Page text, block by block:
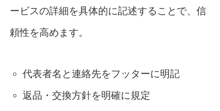
ービスの詳細を具体的に記述することで、信
頼性を高めます。
代表者名と連絡先をフッターに明記
返品・交換方針を明確に規定